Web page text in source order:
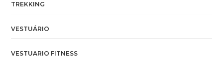
TREKKING
VESTUÁRIO
VESTUARIO FITNESS